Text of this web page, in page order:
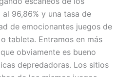
96,86% y una tasa de
de emocionantes juegos de
tableta. Entramos en más
obviamente es bueno
depredadoras. Los sitios